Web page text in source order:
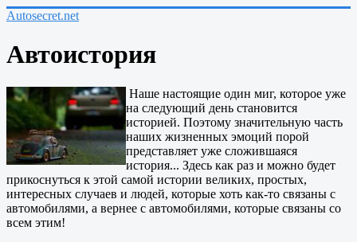
Autosecret.net
Автоистория
Наше настоящие один миг, которое уже
на следующий день становится
историей. Поэтому значительную часть
наших жизненных эмоций порой
представляет уже сложившаяся
история... Здесь как раз и можно будет
прикоснуться к этой самой истории великих, простых,
интересных случаев и людей, которые хоть как-то связаны с
автомобилями, а вернее с автомобилями, которые связаны со
всем этим!